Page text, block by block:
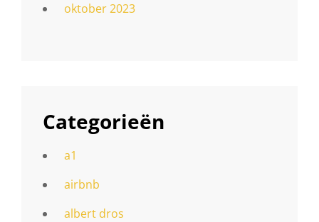
oktober 2023
Categorieën
a1
airbnb
albert dros